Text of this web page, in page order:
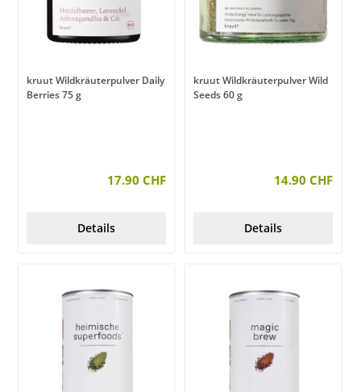
kruut Wildkräuterpulver Daily
Berries 75 g
17.90 CHF
Details
kruut Wildkräuterpulver Wild
Seeds 60 g
14.90 CHF
Details